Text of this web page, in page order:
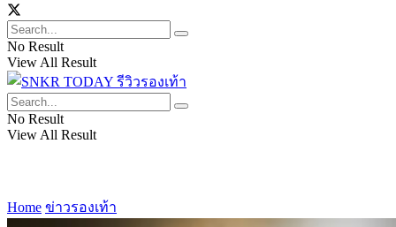
No Result
View All Result
No Result
View All Result
Home ข่าวรองเท้า